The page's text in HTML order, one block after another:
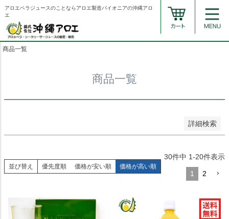
アロエベラジュースのことならアロエ製造パイオニアの沖縄アロ
エ
商品一覧
商品一覧
詳細検索
並び順
登録順
価格が安い順
キーワードヒット順
検索
並び替え 優先度順 価格が安い順 価格が高い順
30件中 1-20件表示
1 2